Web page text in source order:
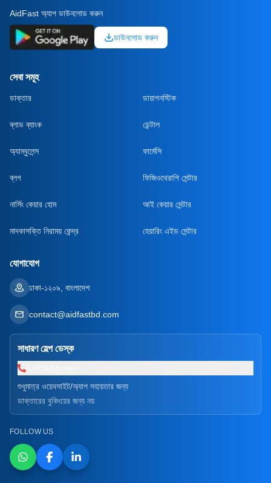
AidFast অ্যাপ ডাউনলোড করুন
ডাউনলোড করুন
সেবা সমূহ
ডাক্তার ডায়াগনস্টিক
ব্লাড ব্যাংক ডেন্টাল
অ্যাম্বুলেন্স ফার্মেসি
ব্লগ ফিজিওথেরাপি সেন্টার
নার্সিং কেয়ার হোম আই কেয়ার সেন্টার
মাদকাসক্তি নিরাময় কেন্দ্র হেয়ারিং এইড সেন্টার
যোগাযোগ
ঢাকা-১২০৯, বাংলাদেশ
contact@aidfastbd.com
সাধারণ হেল্প ডেস্ক
শুধুমাত্র ওয়েবসাইট/অ্যাপ সহায়তার জন্য
ডাক্তারের বুকিংয়ের জন্য নয়
FOLLOW US